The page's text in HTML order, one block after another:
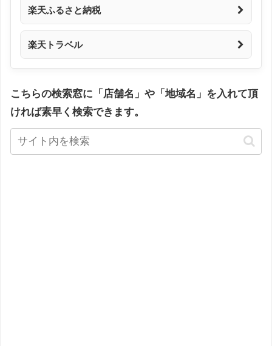
楽天ふるさと納税
楽天トラベル
こちらの検索窓に「店舗名」や「地域名」を入れて頂
ければ素早く検索できます。